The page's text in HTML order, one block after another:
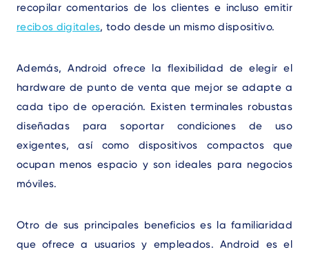
recopilar comentarios de los clientes e incluso emitir
recibos digitales, todo desde un mismo dispositivo.
Además, Android ofrece la flexibilidad de elegir el
hardware de punto de venta que mejor se adapte a
cada tipo de operación. Existen terminales robustas
diseñadas para soportar condiciones de uso
exigentes, así como dispositivos compactos que
ocupan menos espacio y son ideales para negocios
móviles.
Otro de sus principales beneficios es la familiaridad
que ofrece a usuarios y empleados. Android es el